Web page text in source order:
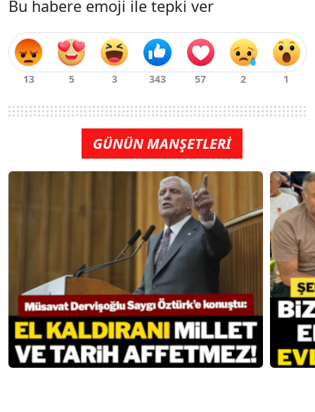
Bu habere emoji ile tepki ver
GÜNÜN MANŞETLERİ